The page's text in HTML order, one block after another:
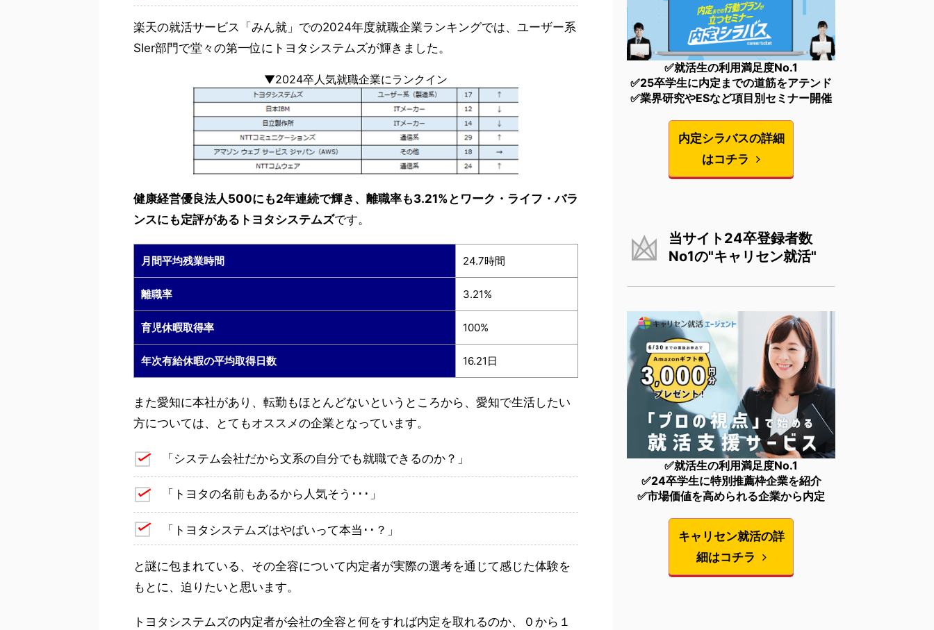
楽天の就活サービス「みん就」での2024年度就職企業ランキングでは、ユーザー系
SIer部門で堂々の第一位にトヨタシステムズが輝きました。
▼2024卒人気就職企業にランクイン
健康経営優良法人500にも2年連続で輝き、離職率も3.21%とワーク・ライフ・バラ
ンスにも定評があるトヨタシステムズです。
月間平均残業時間 24.7時間
離職率 3.21%
育児休暇取得率 100%
年次有給休暇の平均取得日数 16.21日
また愛知に本社があり、転勤もほとんどないというところから、愛知で生活したい
方については、とてもオススメの企業となっています。
「システム会社だから文系の自分でも就職できるのか？」
「トヨタの名前もあるから人気そう･･･」
「トヨタシステムズはやばいって本当･･？」
と謎に包まれている、その全容について内定者が実際の選考を通じて感じた体験を
もとに、迫りたいと思います。
トヨタシステムズの内定者が会社の全容と何をすれば内定を取れるのか、０から１
✅就活生の利用満足度No.1
✅25卒学生に内定までの道筋をアテンド
✅業界研究やESなど項目別セミナー開催
内定シラバスの詳細
はコチラ
当サイト24卒登録者数
No1の"キャリセン就活"
✅就活生の利用満足度No.1
✅24卒学生に特別推薦枠企業を紹介
✅市場価値を高められる企業から内定
キャリセン就活の詳
細はコチラ